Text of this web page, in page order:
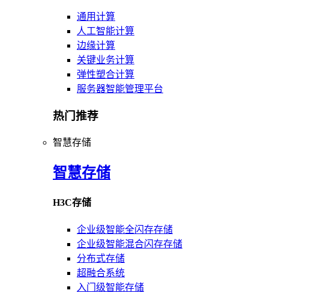
通用计算
人工智能计算
边缘计算
关键业务计算
弹性塑合计算
服务器智能管理平台
热门推荐
智慧存储
智慧存储
H3C存储
企业级智能全闪存存储
企业级智能混合闪存存储
分布式存储
超融合系统
入门级智能存储